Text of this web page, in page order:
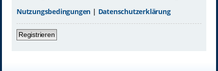
Nutzungsbedingungen | Datenschutzerklärung
Registrieren